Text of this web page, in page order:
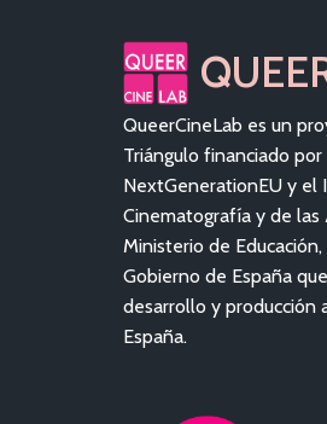
QueerCineLab es un
Triángulo financiado
NextGenerationEU y el
Cinematografía y de
Ministerio de
Gobierno de España
desarrollo y producción
España.